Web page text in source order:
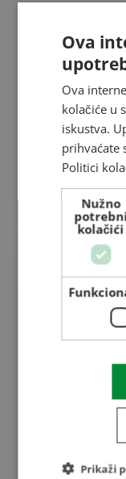
Elevatori s
i pogonima
središte
iako je temelj
odabrana i
Upravo zato
odabiru, jer
Read More
Sušare
kukuruza,
skladištenje i
članaka
upotrebu
Ova
Ova
kolačiće u
iskustva.
prihvaćate
Politici
Nužno
kolačići
Prikaži